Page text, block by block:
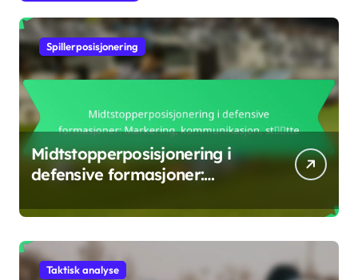
Spillerposisjonering
Midtstopperposisjonering i
defensive formasjoner:
støtte
Taktisk analyse